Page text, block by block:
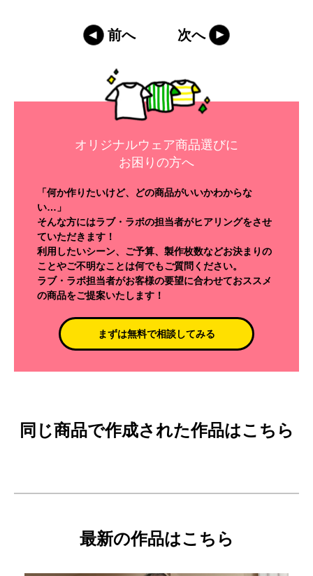
前へ 次へ
オリジナルウェア商品選びに
お困りの方へ
「何か作りたいけど、どの商品がいいかわからな
い…」
そんな方にはラブ・ラボの担当者がヒアリングをさせ
ていただきます！
利用したいシーン、ご予算、製作枚数などお決まりの
ことやご不明なことは何でもご質問ください。
ラブ・ラボ担当者がお客様の要望に合わせておススメ
の商品をご提案いたします！
まずは無料で相談してみる
同じ商品で作成された作品はこちら
最新の作品はこちら